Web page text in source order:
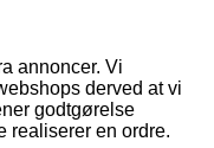
annoncer. Vi
derved at vi
godtgørelse
realiserer en ordre.